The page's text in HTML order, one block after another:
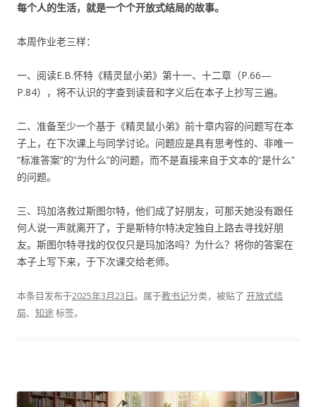
每个人的生活，就是一个个开放式结局的故事。
本周作业老三样：
一、阅读E.B.怀特《精灵鼠小弟》第十一、十二章（P.66—
P.84），将不认识的字查到读音和字义后在本子上抄写三遍。
二、准备至少一个基于《精灵鼠小弟》前十章内容的问题写在本
子上，在下次课上与同学讨论。问题应是具有思考性的、非唯一
“标准答案”的“为什么”的问题，而不是直接来自于文本的“是什么”
的问题。
三、玛加洛救过斯图尔特，他们成了好朋友，可那天她没有跟任
何人说一声就离开了，于是斯特尔特决定独自上路去寻找好朋
友。斯图尔特寻找的仅仅只是玛加洛吗？为什么？将你的答案在
本子上写下来，于下次课交给老师。
本条目发布于2025年3月23日。属于教书记分类，被贴了 开放式结
局、 知途标签。